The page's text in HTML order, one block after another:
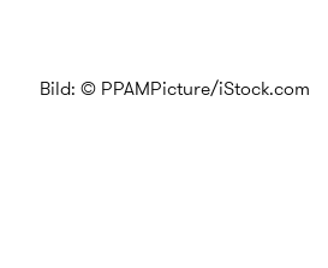
Bild: © PPAMPicture/iStock.com